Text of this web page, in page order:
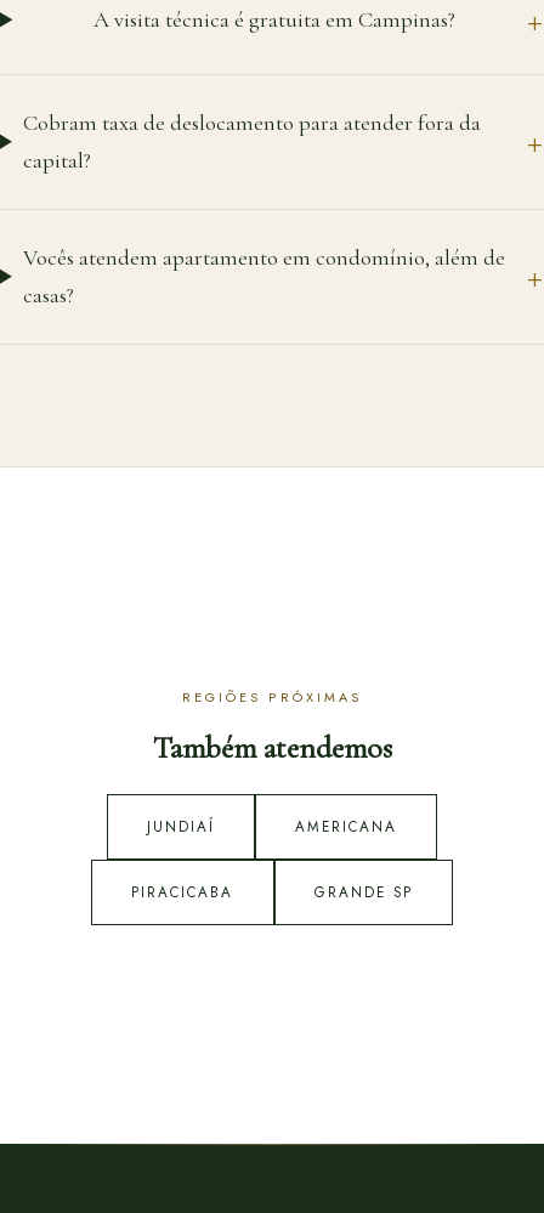
A visita técnica é gratuita em Campinas?
Cobram taxa de deslocamento para atender fora da
capital?
Vocês atendem apartamento em condomínio, além de
casas?
REGIÕES PRÓXIMAS
Também atendemos
JUNDIAÍ AMERICANA
PIRACICABA GRANDE SP